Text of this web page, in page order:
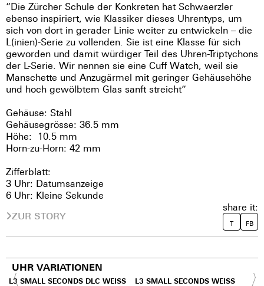
“Die Zürcher Schule der Konkreten hat Schwaerzler
ebenso inspiriert, wie Klassiker dieses Uhrentyps, um
sich von dort in gerader Linie weiter zu entwickeln – die
L(inien)-Serie zu vollenden. Sie ist eine Klasse für sich
geworden und damit würdiger Teil des Uhren-Triptychons
der L-Serie. Wir nennen sie eine Cuff Watch, weil sie
Manschette und Anzugärmel mit geringer Gehäusehöhe
und hoch gewölbtem Glas sanft streicht”
Gehäuse: Stahl
Gehäusegrösse: 36.5 mm
Höhe: 10.5 mm
Horn-zu-Horn: 42 mm
Zifferblatt:
3 Uhr: Datumsanzeige
6 Uhr: Kleine Sekunde
ZUR STORY
share it:
T FB
UHR VARIATIONEN
L3 SMALL SECONDS DLC WEISS
L3 SMALL SECONDS WEISS